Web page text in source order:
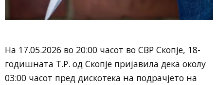
На 17.05.2026 во 20:00 часот во СВР Скопје, 18-
годишната Т.Р. од Скопје пријавила дека околу
03:00 часот пред дискотека на подрачјето на